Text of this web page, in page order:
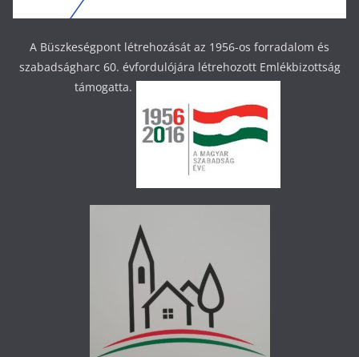
A Büszkeségpont létrehozását az 1956-os forradalom és
szabadságharc 60. évfordulójára létrehozott Emlékbizottság
támogatta.